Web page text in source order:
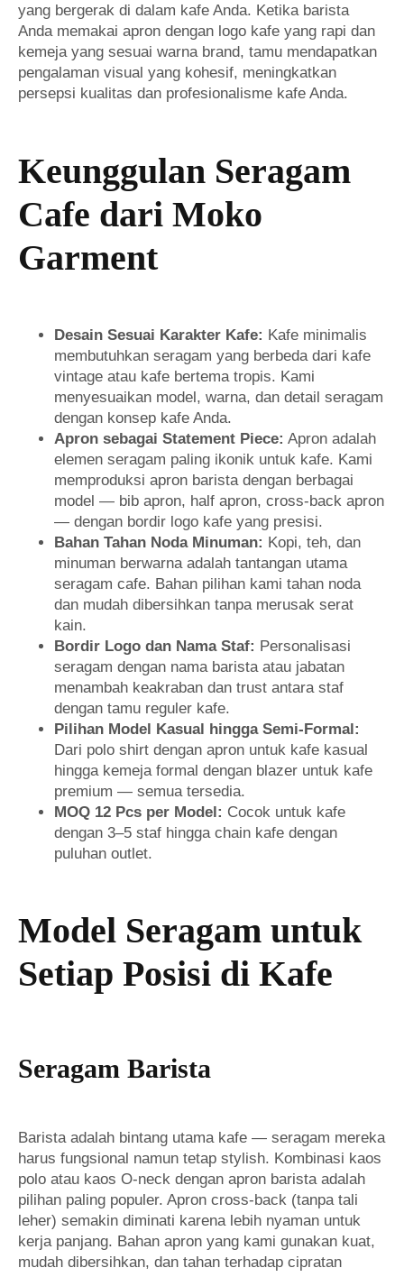
yang bergerak di dalam kafe Anda. Ketika barista
Anda memakai apron dengan logo kafe yang rapi dan
kemeja yang sesuai warna brand, tamu mendapatkan
pengalaman visual yang kohesif, meningkatkan
persepsi kualitas dan profesionalisme kafe Anda.
Keunggulan Seragam
Cafe dari Moko
Garment
Desain Sesuai Karakter Kafe: Kafe minimalis
membutuhkan seragam yang berbeda dari kafe
vintage atau kafe bertema tropis. Kami
menyesuaikan model, warna, dan detail seragam
dengan konsep kafe Anda.
Apron sebagai Statement Piece: Apron adalah
elemen seragam paling ikonik untuk kafe. Kami
memproduksi apron barista dengan berbagai
model — bib apron, half apron, cross-back apron
— dengan bordir logo kafe yang presisi.
Bahan Tahan Noda Minuman: Kopi, teh, dan
minuman berwarna adalah tantangan utama
seragam cafe. Bahan pilihan kami tahan noda
dan mudah dibersihkan tanpa merusak serat
kain.
Bordir Logo dan Nama Staf: Personalisasi
seragam dengan nama barista atau jabatan
menambah keakraban dan trust antara staf
dengan tamu reguler kafe.
Pilihan Model Kasual hingga Semi-Formal:
Dari polo shirt dengan apron untuk kafe kasual
hingga kemeja formal dengan blazer untuk kafe
premium — semua tersedia.
MOQ 12 Pcs per Model: Cocok untuk kafe
dengan 3–5 staf hingga chain kafe dengan
puluhan outlet.
Model Seragam untuk
Setiap Posisi di Kafe
Seragam Barista
Barista adalah bintang utama kafe — seragam mereka
harus fungsional namun tetap stylish. Kombinasi kaos
polo atau kaos O-neck dengan apron barista adalah
pilihan paling populer. Apron cross-back (tanpa tali
leher) semakin diminati karena lebih nyaman untuk
kerja panjang. Bahan apron yang kami gunakan kuat,
mudah dibersihkan, dan tahan terhadap cipratan